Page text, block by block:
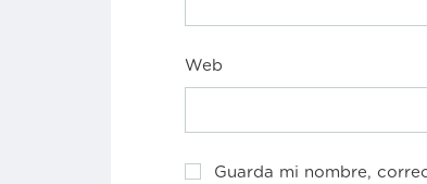
Web
Guarda mi nombre,